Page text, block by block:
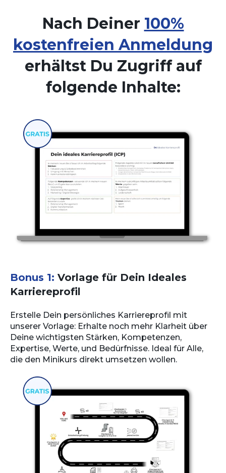
Nach Deiner 100%
kostenfreien Anmeldung
erhältst Du Zugriff auf
folgende Inhalte:
Bonus 1: Vorlage für Dein Ideales
Karriereprofil
Erstelle Dein persönliches Karriereprofil mit
unserer Vorlage: Erhalte noch mehr Klarheit über
Deine wichtigsten Stärken, Kompetenzen,
Expertise, Werte, und Bedürfnisse. Ideal für Alle,
die den Minikurs direkt umsetzen wollen.